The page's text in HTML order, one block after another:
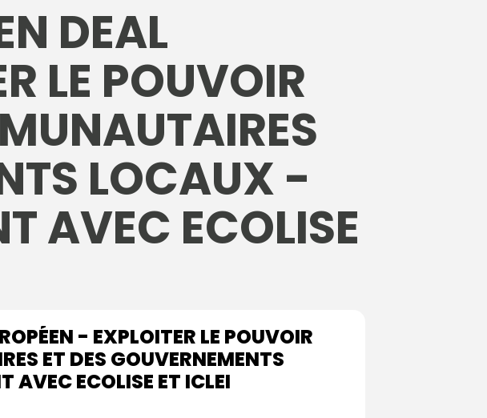
JUILLET 24, 2026
DEAL
LE POUVOIR
LOCAUX -
AVEC ECOLISE
- EXPLOITER LE POUVOIR
ET DES GOUVERNEMENTS
ECOLISE ET ICLEI